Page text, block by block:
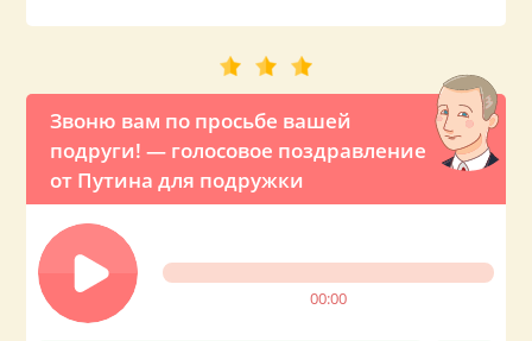
Звоню вам по просьбе вашей
подруги! — голосовое поздравление
от Путина для подружки
00:00